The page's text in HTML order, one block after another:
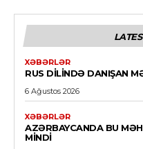
XƏBƏRLƏR
RUS DILINDƏ DANIŞAN
6 Ağustos 2026
XƏBƏRLƏR
AZƏRBAYCANDA BU
MINDI